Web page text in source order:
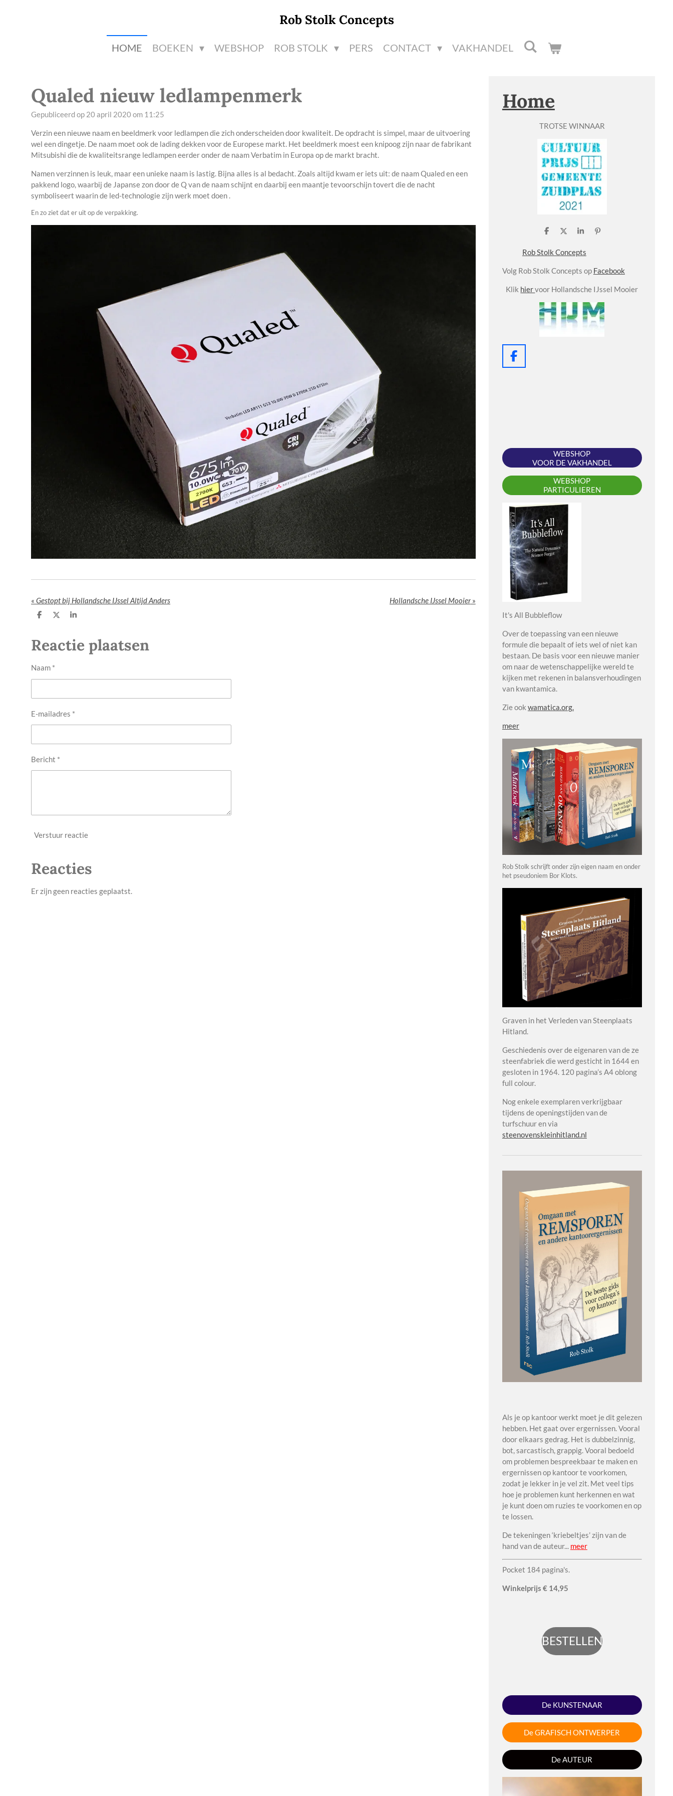
Rob Stolk Concepts
HOME BOEKEN WEBSHOP ROB STOLK PERS CONTACT VAKHANDEL
Qualed nieuw ledlampenmerk
Gepubliceerd op 20 april 2020 om 11:25
Verzin een nieuwe naam en beeldmerk voor ledlampen die zich onderscheiden door kwaliteit. De opdracht is simpel, maar de uitvoering
wel een dingetje. De naam moet ook de lading dekken voor de Europese markt. Het beeldmerk moest een knipoog zijn naar de fabrikant
Mitsubishi die de kwaliteitsrange ledlampen eerder onder de naam Verbatim in Europa op de markt bracht.
Namen verzinnen is leuk, maar een unieke naam is lastig. Bijna alles is al bedacht. Zoals altijd kwam er iets uit: de naam Qualed en een
pakkend logo, waarbij de Japanse zon door de Q van de naam schijnt en daarbij een maantje tevoorschijn tovert die de nacht
symboliseert waarin de led-technologie zijn werk moet doen .
En zo ziet dat er uit op de verpakking.
«Gestopt bij Hollandsche IJssel Altijd Anders Hollandsche IJssel Mooier»
D
e
n
D
S
r
e
Reactie plaatsen
Naam *
E-mailadres *
Bericht *
Verstuur reactie
Reacties
Er zijn geen reacties geplaatst.
Home
TROTSE WINNAAR
D
e
D
l
S
a
r
P
n
Rob Stolk Concepts
Volg Rob Stolk Concepts op Facebook
Klik hiervoor Hollandsche IJssel Mooier
F
WEBSHOP
VOOR DE VAKHANDEL
WEBSHOP
PARTICULIEREN
It's All Bubbleflow
Over de toepassing van een nieuwe
formule die bepaalt of iets wel of niet kan
bestaan. De basis voor een nieuwe manier
om naar de wetenschappelijke wereld te
kijken met rekenen in balansverhoudingen
van kwantamica.
Zie ook wamatica.org.
meer
Rob Stolk schrijft onder zijn eigen naam en onder
het pseudoniem Bor Klots.
Graven in het Verleden van Steenplaats
Hitland.
Geschiedenis over de eigenaren van de ze
steenfabriek die werd gesticht in 1644 en
gesloten in 1964. 120 pagina’s A4 oblong
full colour.
Nog enkele exemplaren verkrijgbaar
tijdens de openingstijden van de
turfschuur en via
steenovenskleinhitland.nl
Als je op kantoor werkt moet je dit gelezen
hebben. Het gaat over ergernissen. Vooral
door elkaars gedrag. Het is dubbelzinnig,
bot, sarcastisch, grappig. Vooral bedoeld
om problemen bespreekbaar te maken en
ergernissen op kantoor te voorkomen,
zodat je lekker in je vel zit. Met veel tips
hoe je problemen kunt herkennen en wat
je kunt doen om ruzies te voorkomen en op
te lossen.
De tekeningen ‘kriebeltjes’ zijn van de
hand van de auteur... meer
Pocket 184 pagina's.
Winkelprijs € 14,95
BESTELLEN
De KUNSTENAAR
De GRAFISCH ONTWERPER
De AUTEUR